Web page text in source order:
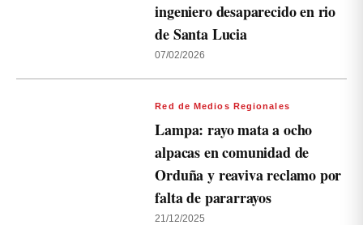
ingeniero desaparecido en rio
de Santa Lucia
07/02/2026
Red de Medios Regionales
Lampa: rayo mata a ocho
alpacas en comunidad de
Orduña y reaviva reclamo por
falta de pararrayos
21/12/2025